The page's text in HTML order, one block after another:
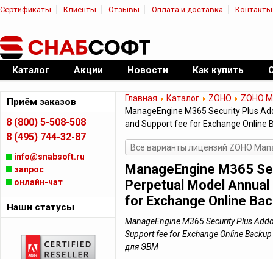
Сертификаты Клиенты Отзывы Оплата и доставка Контакты
Официальный дилер ПО
Каталог Акции Новости Как купить
Главная Каталог ZOHO
ZOHO
ManageEngine M365 Security Plus
and Support fee for Exchange Online
Все варианты лицензий ZOHO
ManageEngine M365
Perpetual Model
for Exchange Online
ManageEngine M365 Security Plus
Support fee for Exchange Online
для ЭВМ
Приём заказов
8 (800) 5-508-508
8 (495) 744-32-87
info@snabsoft.ru
запрос
онлайн-чат
Наши статусы